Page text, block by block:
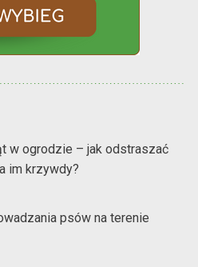
w ogrodzie – jak odstraszać
im krzywdy?
psów na terenie